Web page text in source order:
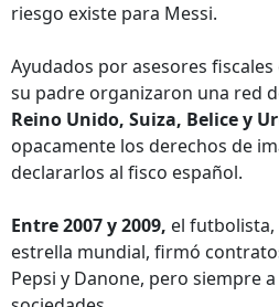
riesgo existe para Messi.
Ayudados por asesores
su padre organizaron una red
Reino Unido, Suiza, Belice y
opacamente los derechos de
declararlos al fisco español.
Entre 2007 y 2009, el futbolista,
estrella mundial, firmó
Pepsi y Danone, pero siempre